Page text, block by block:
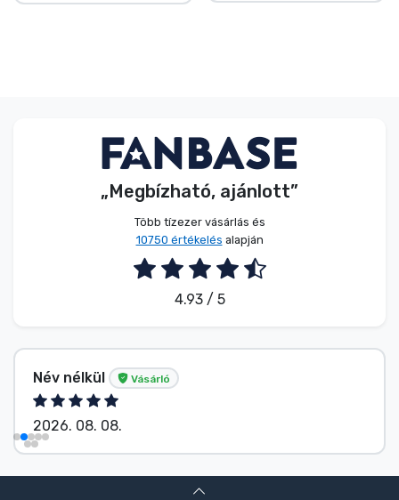
„Megbízható, ajánlott”
Több tízezer vásárlás és
10750 értékelés alapján
4.93 / 5
Név nélkül Vásárló
2026. 08. 08.